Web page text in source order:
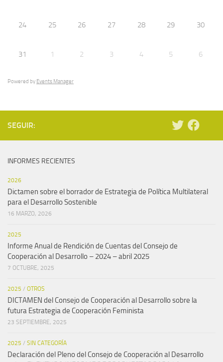
24 25 26 27 28 29 30
31 1 2 3 4 5 6
Powered by Events Manager
SEGUIR:
INFORMES RECIENTES
2026
Dictamen sobre el borrador de Estrategia de Política Multilateral
para el Desarrollo Sostenible
16 MARZO, 2026
2025
Informe Anual de Rendición de Cuentas del Consejo de
Cooperación al Desarrollo – 2024 – abril 2025
7 OCTUBRE, 2025
2025 / OTROS
DICTAMEN del Consejo de Cooperación al Desarrollo sobre la
futura Estrategia de Cooperación Feminista
23 SEPTIEMBRE, 2025
2025 / SIN CATEGORÍA
Declaración del Pleno del Consejo de Cooperación al Desarrollo